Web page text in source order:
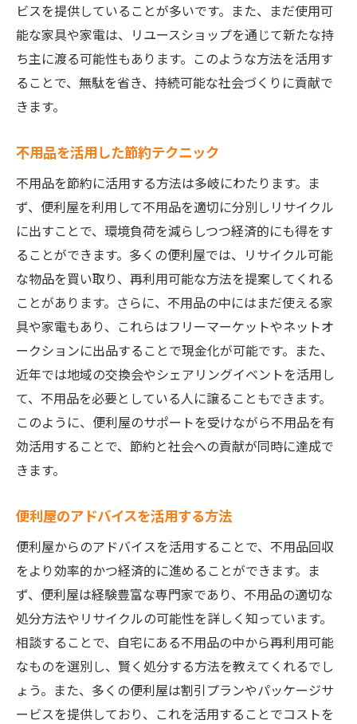
ビスを提供していることが多いです。また、まだ使用可
能な家具や家電は、リユースショップを通じて新たな持
ち主に渡る可能性もあります。このような方法を活用す
ることで、無駄を省き、持続可能な社会づくりに貢献で
きます。
不用品を活用した節約テクニック
不用品を節約に活用する方法は多岐にわたります。ま
ず、便利屋を利用して不用品を適切に分別しリサイクル
に出すことで、環境負荷を減らしつつ経済的にも得をす
ることができます。多くの便利屋では、リサイクル可能
な物品を買い取り、再利用可能な方法を提案してくれる
ことがあります。さらに、不用品の中にはまだ使える家
具や家電もあり、これらはフリーマーケットやネットオ
ークションに出品することで現金化が可能です。また、
近年では地域の交換会やシェアリングイベントを活用し
て、不用品を必要としている人に譲ることもできます。
このように、便利屋のサポートを受けながら不用品を有
効活用することで、節約と社会への貢献が同時に達成で
きます。
便利屋のアドバイスを活用する方法
便利屋からのアドバイスを活用することで、不用品回収
をより効率的かつ経済的に進めることができます。ま
ず、便利屋は経験豊富な専門家であり、不用品の適切な
処分方法やリサイクルの可能性を詳しく知っています。
相談することで、自宅にある不用品の中から再利用可能
なものを選別し、賢く処分する方法を教えてくれるでし
ょう。また、多くの便利屋は割引プランやパッケージサ
ービスを提供しており、これを活用することでコストを